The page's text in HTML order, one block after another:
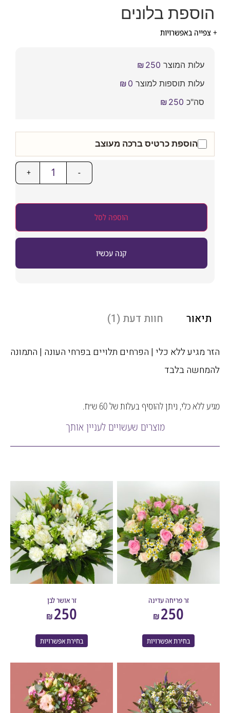
בלונים
באפשרויות
עלות המוצר ₪250
עלות תוספות למוצר
₪0
₪250
הוספת כרטיס ברכה מעוצב
+
הוספה לסל
קנה עכשיו
חוות דעת (1)
ללא כלי | הפרחים תלויים בפרחי העונה | התמונה
בלבד
כלי, ניתן להוסיף בעלות של 60 ש״ח.
מוצרים שעשויים לעניין אותך
זר פריחה עדינה
₪
בחירת אפשרויות
זר אושר לבן
₪
בחירת אפשרויות